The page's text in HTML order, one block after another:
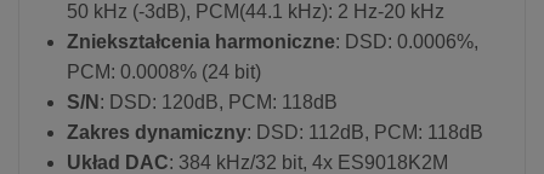
50 kHz (-3dB), PCM(44.1 kHz): 2 Hz-20 kHz
Zniekształcenia harmoniczne: DSD: 0.0006%,
PCM: 0.0008% (24 bit)
S/N : DSD: 120dB, PCM: 118dB
Zakres dynamiczny: DSD: 112dB, PCM: 118dB
Układ DAC: 384 kHz/32 bit, 4x ES9018K2M